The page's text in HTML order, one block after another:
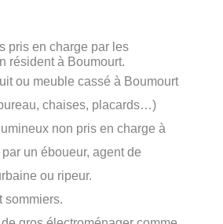
pris en charge par les
résident à Boumourt.
ou meuble cassé à Boumourt
chaises, placards…)
non pris en charge à
un éboueur, agent de
ou ripeur.
sommiers.